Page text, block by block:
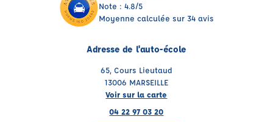
Note : 4.8/5
Moyenne calculée sur 34 avis
Adresse de l'auto-école
65, Cours Lieutaud
13006 MARSEILLE
Voir sur la carte
04 22 97 03 20